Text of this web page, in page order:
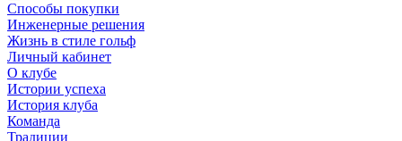
Способы покупки
Инженерные решения
Жизнь в стиле гольф
Личный кабинет
О клубе
Истории успеха
История клуба
Команда
Традиции